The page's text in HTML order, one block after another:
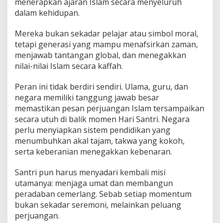
menerapkan ajaran Islam secara menyeluruh
dalam kehidupan.
Mereka bukan sekadar pelajar atau simbol moral,
tetapi generasi yang mampu menafsirkan zaman,
menjawab tantangan global, dan menegakkan
nilai-nilai Islam secara kaffah.
Peran ini tidak berdiri sendiri. Ulama, guru, dan
negara memiliki tanggung jawab besar
memastikan pesan perjuangan Islam tersampaikan
secara utuh di balik momen Hari Santri. Negara
perlu menyiapkan sistem pendidikan yang
menumbuhkan akal tajam, takwa yang kokoh,
serta keberanian menegakkan kebenaran.
Santri pun harus menyadari kembali misi
utamanya: menjaga umat dan membangun
peradaban cemerlang. Sebab setiap momentum
bukan sekadar seremoni, melainkan peluang
perjuangan.